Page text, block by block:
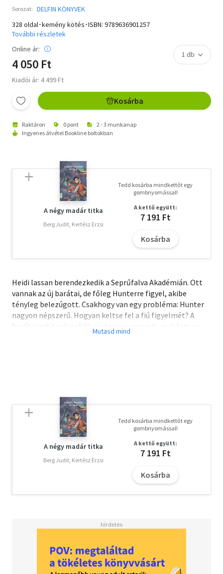
Sorozat: DELFIN KÖNYVEK
328 oldal･kemény kötés･ISBN: 9789636901257
További részletek
Online ár:
4 050 Ft
Kiadói ár: 4 499 Ft
Kosárba
Raktáron 0 pont
2 - 3 munkanap
Ingyenes átvétel Bookline boltokban
A négy madár titka
Berg Judit, Kertész Erzsi
Tedd kosárba mindkettőt egy
gombnyomással!
A kettő együtt:
7 191 Ft
Kosárba
Heidi lassan berendezkedik a Seprűfalva Akadémián. Ott
vannak az új barátai, de főleg Hunterre figyel, akibe
tényleg belezúgott. Csakhogy van egy probléma: Hunter
nagyon népszerű. Hogyan keltse fel a fiú figyelmét? A
barátai azt tanácsolják, ne tegyen semmit, csak legyen
önmaga. Dehát az olyan unalmas! Heidi végül is
A négy madár titka
Berg Judit, Kertész Erzsi
Tedd kosárba mindkettőt egy
gombnyomással!
A kettő együtt:
7 191 Ft
Kosárba